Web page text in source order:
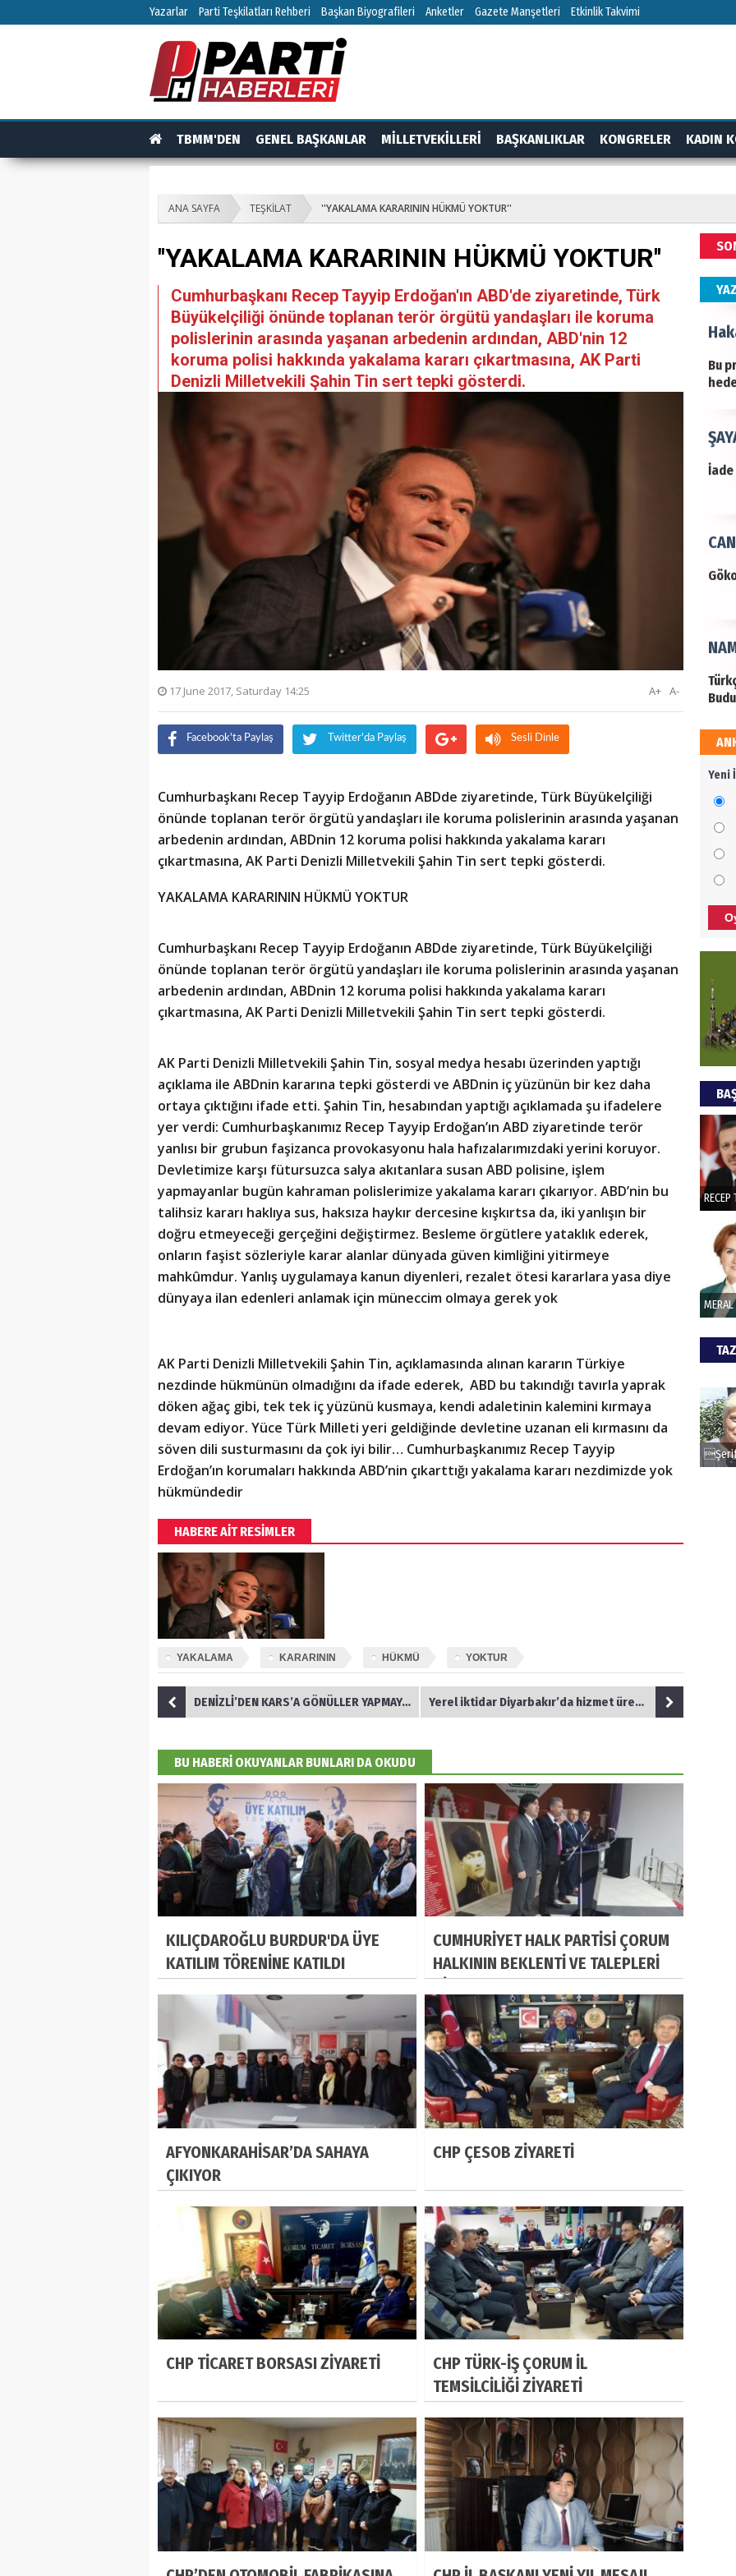
Yazarlar Parti Teşkilatları Rehberi Başkan Biyografileri Anketler Gazete Manşetleri Etkinlik Takvimi
TBMM'DEN GENEL BAŞKANLAR MİLLETVEKİLLERİ BAŞKANLIKLAR KONGRELER KADIN
ANA SAYFA TEŞKİLAT ''YAKALAMA KARARININ HÜKMÜ YOKTUR''
''YAKALAMA KARARININ HÜKMÜ YOKTUR''
Cumhurbaşkanı Recep Tayyip Erdoğan'ın ABD'de ziyaretinde, Türk
Büyükelçiliği önünde toplanan terör örgütü yandaşları ile koruma
polislerinin arasında yaşanan arbedenin ardından, ABD'nin 12
koruma polisi hakkında yakalama kararı çıkartmasına, AK Parti
Denizli Milletvekili Şahin Tin sert tepki gösterdi.
17 June 2017, Saturday 14:25 A-
A+
Facebook'ta Paylaş Twitter'da Paylaş Sesli Dinle
Cumhurbaşkanı Recep Tayyip Erdoğanın ABDde ziyaretinde, Türk Büyükelçiliği
önünde toplanan terör örgütü yandaşları ile koruma polislerinin arasında yaşanan
arbedenin ardından, ABDnin 12 koruma polisi hakkında yakalama kararı
çıkartmasına, AK Parti Denizli Milletvekili Şahin Tin sert tepki gösterdi.
YAKALAMA KARARININ HÜKMÜ YOKTUR
Cumhurbaşkanı Recep Tayyip Erdoğanın ABDde ziyaretinde, Türk Büyükelçiliği
önünde toplanan terör örgütü yandaşları ile koruma polislerinin arasında yaşanan
arbedenin ardından, ABDnin 12 koruma polisi hakkında yakalama kararı
çıkartmasına, AK Parti Denizli Milletvekili Şahin Tin sert tepki gösterdi.
AK Parti Denizli Milletvekili Şahin Tin, sosyal medya hesabı üzerinden yaptığı
açıklama ile ABDnin kararına tepki gösterdi ve ABDnin iç yüzünün bir kez daha
ortaya çıktığını ifade etti. Şahin Tin, hesabından yaptığı açıklamada şu ifadelere
yer verdi: Cumhurbaşkanımız Recep Tayyip Erdoğan’ın ABD ziyaretinde terör
yanlısı bir grubun faşizanca provokasyonu hala hafızalarımızdaki yerini koruyor.
Devletimize karşı fütursuzca salya akıtanlara susan ABD polisine, işlem
yapmayanlar bugün kahraman polislerimize yakalama kararı çıkarıyor. ABD’nin bu
talihsiz kararı haklıya sus, haksıza haykır dercesine kışkırtsa da, iki yanlışın bir
doğru etmeyeceği gerçeğini değiştirmez. Besleme örgütlere yataklık ederek,
onların faşist sözleriyle karar alanlar dünyada güven kimliğini yitirmeye
mahkûmdur. Yanlış uygulamaya kanun diyenleri, rezalet ötesi kararlara yasa diye
dünyaya ilan edenleri anlamak için müneccim olmaya gerek yok
AK Parti Denizli Milletvekili Şahin Tin, açıklamasında alınan kararın Türkiye
nezdinde hükmünün olmadığını da ifade ederek,  ABD bu takındığı tavırla yaprak
döken ağaç gibi, tek tek iç yüzünü kusmaya, kendi adaletinin kalemini kırmaya
devam ediyor. Yüce Türk Milleti yeri geldiğinde devletine uzanan eli kırmasını da
söven dili susturmasını da çok iyi bilir… Cumhurbaşkanımız Recep Tayyip
Erdoğan’ın korumaları hakkında ABD’nin çıkarttığı yakalama kararı nezdimizde yok
hükmündedir
HABERE AİT RESİMLER
YAKALAMA KARARININ HÜKMÜ YOKTUR
DENİZLİ’DEN KARS’A GÖNÜLLER YAPMAYA GELDİK Yerel iktidar Diyarbakır’da hizmet üretemiyor
BU HABERİ OKUYANLAR BUNLARI DA OKUDU
KILIÇDAROĞLU BURDUR'DA ÜYE
KATILIM TÖRENİNE KATILDI
CUMHURİYET HALK PARTİSİ ÇORUM
HALKININ BEKLENTİ VE TALEPLERİ
AFYONKARAHİSAR’DA SAHAYA
ÇIKIYOR
CHP ÇESOB ZİYARETİ
CHP TİCARET BORSASI ZİYARETİ
CHP TÜRK-İŞ ÇORUM İL
TEMSİLCİLİĞİ ZİYARETİ
ALİ
Bu
İade
Bu
İade
Yeni